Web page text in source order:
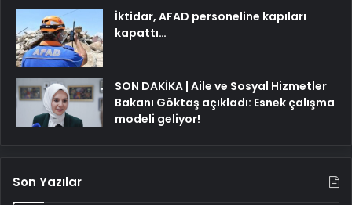
İktidar, AFAD personeline kapıları
kapattı…
SON DAKİKA | Aile ve Sosyal Hizmetler
Bakanı Göktaş açıkladı: Esnek çalışma
modeli geliyor!
Son Yazılar